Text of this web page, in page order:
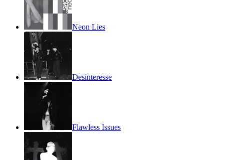
Neon Lies
Desinteresse
Flawless Issues